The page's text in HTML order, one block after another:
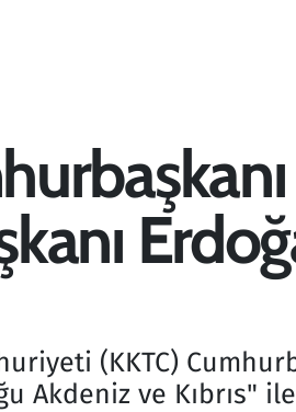
(KKTC)
Akdeniz ve Kıbrıs"